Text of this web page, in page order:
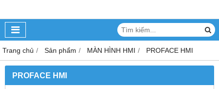
Trang chủ Sản phẩm MÀN HÌNH HMI PROFACE HMI
PROFACE HMI